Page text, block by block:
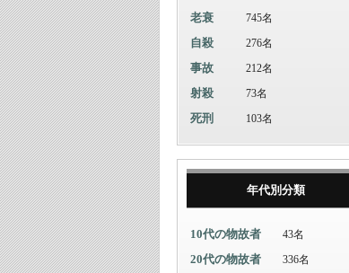
老衰 745名
自殺 276名
事故 212名
射殺 73名
死刑 103名
年代別分類
10代の物故者 43名
20代の物故者 336名